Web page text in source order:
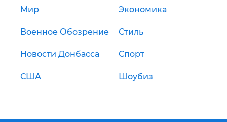
Мир Экономика
Военное Обозрение Стиль
Новости Донбасса Спорт
США Шоубиз